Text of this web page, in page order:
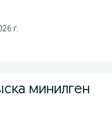
г.
минилген